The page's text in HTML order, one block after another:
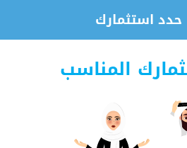
حدد استثمارك
المناسب